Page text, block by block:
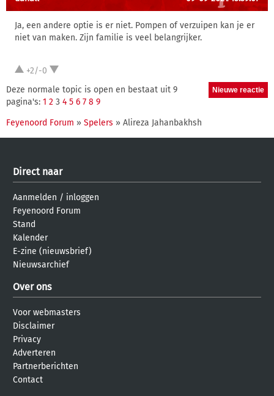
Ja, een andere optie is er niet. Pompen of verzuipen kan je er
niet van maken. Zijn familie is veel belangrijker.
+2/-0
Deze normale topic is open en bestaat uit 9
pagina's: 1 2 3 4 5 6 7 8 9
Feyenoord Forum » Spelers » Alireza Jahanbakhsh
Direct naar
Aanmelden / inloggen
Feyenoord Forum
Stand
Kalender
E-zine (nieuwsbrief)
Nieuwsarchief
Over ons
Voor webmasters
Disclaimer
Privacy
Adverteren
Partnerberichten
Contact